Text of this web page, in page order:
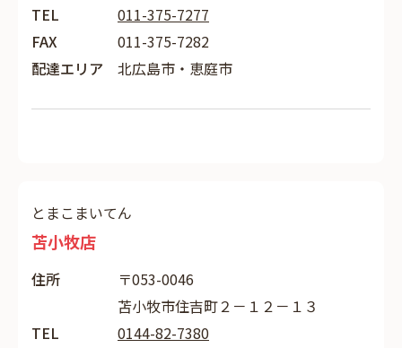
TEL
011-375-7277
FAX
011-375-7282
配達エリア
北広島市・恵庭市
とまこまいてん
苫小牧店
住所
〒053-0046
苫小牧市住吉町２－１２－１３
TEL
0144-82-7380